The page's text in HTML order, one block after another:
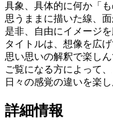
具象、具体的に何か「
思うままに描いた線、面
是非、自由にイメージ
タイトルは、想像を広
思い思いの解釈で楽しん
ご覧になる方によって
日々の感覚の違いを楽
詳細情報